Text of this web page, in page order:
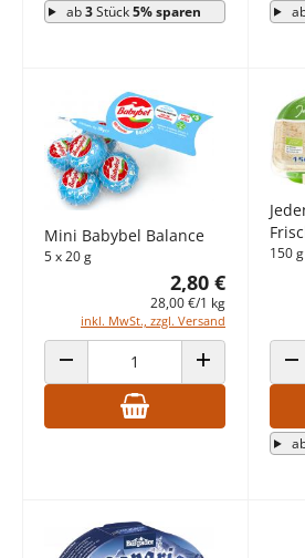
ab3Stück5% sparen
Mini Babybel Balance
5 x 20 g
2,80 €
28,00 €/1 kg
inkl. MwSt., zzgl. Versand
ANZAHL VERRINGERN ANZAHL
150 g